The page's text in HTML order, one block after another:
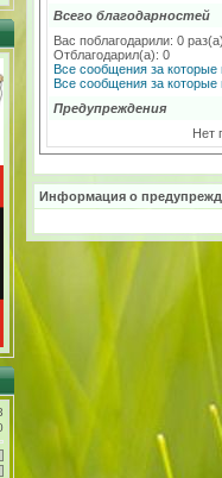
Всего благодарностей
Вас поблагодарили: 0
Отблагодарил(а): 0
Все сообщения за
Все сообщения за
Предупреждения
Нет
Информация о